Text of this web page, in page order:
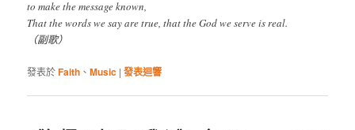
to make the message known,
That the words we say are true, that the God we serve is real.
（副歌）
發表於Faith 、Music |發表迴響